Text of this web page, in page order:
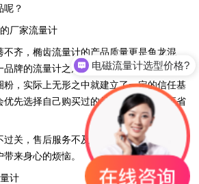
呢？
厂家流量计
齐，椭齿流量计的产品质量更是鱼龙混
牌的流量计之后，如果因为质量过硬、技
，实际上无形之中就建立了一定的信任基
先选择自己购买过的品牌，这样也会更省
关，售后服务不及时的流量计，不仅会影
来身心的烦恼。
计
电磁流量计选型价格?